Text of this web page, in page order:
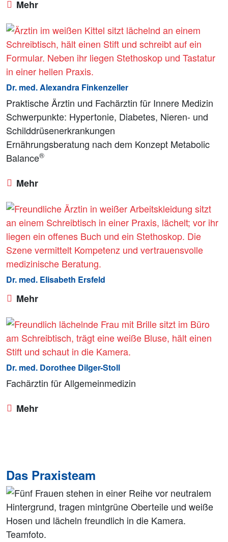
Mehr
Dr. med. Alexandra Finkenzeller
Praktische Ärztin und Fachärztin für Innere Medizin
Schwerpunkte: Hypertonie, Diabetes, Nieren- und
Schilddrüsenerkrankungen
Ernährungsberatung nach dem Konzept Metabolic
Balance®
Mehr
Dr. med. Elisabeth Ersfeld
Mehr
Dr. med. Dorothee Dilger-Stoll
Fachärztin für Allgemeinmedizin
Mehr
Das Praxisteam